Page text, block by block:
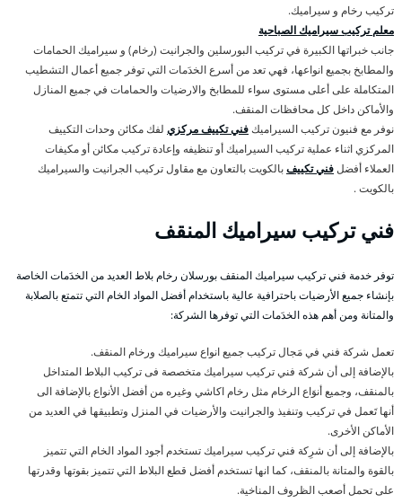
تركيب رخام و سيراميك.
معلم تركيب سيراميك الصباحية
جانب خبراتها الكبيرة في تركيب البورسلين والجرانيت (رخام) و سيراميك الحمامات
والمطابخ بجميع انواعها، فهي تعد من أسرع الخدَمات التي توفر جميع أعمال التشطيب
المتكاملة على أعلى مستوى سواء للمطابخ والارضيات والحمامات في جميع المنازل
والأماكن داخل كل محافظات المنقف.
نوفر مع فنيون تركيب السيراميكفني تكييف مركزي لفك مكائن وحدات التكييف
المركزي اثناء عملية تركيب السيراميك أو تنظيفه وإعادة تركيب مكائن أو مكيفات
العملاء أفضلفني تكييفبالكويت بالتعاون مع مقاول تركيب الجرانيت والسيراميك
بالكويت .
فني تركيب سيراميك المنقف
توفر خدمة فني تركيب سيراميك المنقف بورسلان رخام بلاط العديد من الخدَمات الخاصة
بإنشاء جميع الأرضيات باحترافية عالية باستخدام أفضل المواد الخام التي تتمتع بالصلابة
والمتانة ومن أهم هذه الخدَمات التي توفرها الشركة:
تعمل شركة فني في مَجال تركيب جميع انواع سيراميك ورخام المنقف.
بالإضافة إلى أن شركة فني تركيب سيراميك متخصصة فى تركيب البلاط المتداخل
بالمنقف، وجميع أنوَاع الرخام مثل رخام اكاشي وغيره من أفضل الأنواع بالإضافة الى
أنها تَعمل في تركيب وتنفيذ والجرانيت والأرضيات في المنزل وتطبيقها في العديد من
الأماكن الأخرى.
بالإضافة إلى أن شرِكة فني تركيب سيراميك تستخدم أجود المواد الخام التي تتميز
بالقوة والمتانة بالمنقف، كما انها تستخدم أفضل قطع البلاط التي تتميز بقوتها وقدرتها
على تحمل أصعب الظروف المناخية.